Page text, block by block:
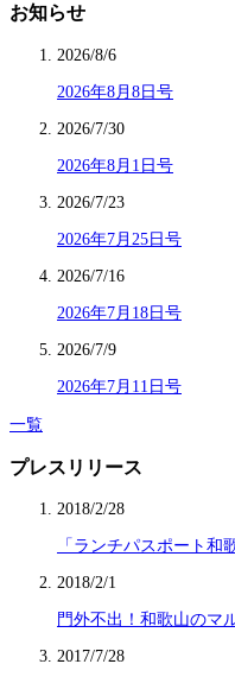
お知らせ
2026/8/6
2026年8月8日号
2026/7/30
2026年8月1日号
2026/7/23
2026年7月25日号
2026/7/16
2026年7月18日号
2026/7/9
2026年7月11日号
一覧
プレスリリース
2018/2/28
「ランチパスポート和
2018/2/1
門外不出！和歌山のマ
2017/7/28